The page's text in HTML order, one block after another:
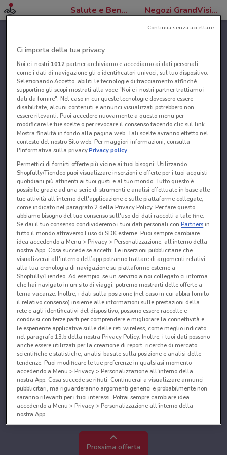
Salute e Benessere Negozi GrandVision by Optissimo
Prossima offerta
Ci importa della tua privacy
Noi e i nostri 1012partner archiviamo e accediamo ai dati personali,
come i dati di navigazione gli o identificatori univoci, sul tuo dispositivo.
Selezionando Accetto, abiliti le tecnologie di tracciamento affinché
supportino gli scopi mostrati alla voce "Noi e i nostri partner trattiamo i
dati da fornire". Nel caso in cui queste tecnologie dovessero essere
disabilitate, alcuni contenuti e annunci visualizzati potrebbero non
essere rilevanti. Puoi accedere nuovamente a questo menu per
modificare le tue scelte o per revocare il consenso facendo clic sul link
Mostra finalità in fondo alla pagina web. Tali scelte avranno effetto nel
contesto del nostro Sito web. Per maggiori informazioni, consulta
l'Informativa sulla privacy.Privacy policy
Permettici di fornirti offerte più vicine ai tuoi bisogni: Utilizzando
Shopfully/Tiendeo puoi visualizzare inserzioni e offerte per i tuoi acquisti
quotidiani più attinenti ai tuoi gusti e al tuo mondo. Tutto questo è
possibile grazie ad una serie di strumenti e analisi effettuate in base alle
tue attività all'interno dell'applicazione e sulle piattaforme collegate,
come indicato nel paragrafo 2 della Privacy Policy. Per fare questo,
abbiamo bisogno del tuo consenso sull'uso dei dati raccolti a tale fine.
Se dai il tuo consenso condivideremo i tuoi dati personali conPartnersin
tutto il mondo attraverso l’uso di SDK esterne. Puoi sempre cambiare
idea accedendo a Menu > Privacy > Personalizzazione, all’interno della
nostra App. Cosa succede se accetti: Le inserzioni pubblicitarie che
visualizzerai all'interno dell’app potranno trattare di argomenti relativi
alla tua cronologia di navigazione su piattaforme esterne a
Shopfully/Tiendeo. Ad esempio, se un servizio a noi collegato ci informa
che hai navigato in un sito di viaggi, potremo mostrarti delle offerte a
tema vacanze. Inoltre, i dati sulla posizione (nel caso in cui abbia fornito
il relativo consenso) insieme alle informazioni sulle prestazioni della
rete e agli identificativi del dispositivo, possono essere raccolte e
condivisi con terze parti per comprendere e migliorare la connettività e
le esperienze applicative sulle delle reti wireless, come meglio indicato
nel paragrafo 13.b della nostra Privacy Policy. Inoltre, i tuoi dati possono
anche essere utilizzati per la creazione di report, ricerche di mercato,
scientifiche e statistiche, analisi basate sulla posizione e analisi delle
tendenze. Puoi modificare le tue preferenze in qualsiasi momento
accedendo a Menu > Privacy > Personalizzazione all'interno della
nostra App. Cosa succede se rifiuti: Continuerai a visualizzare annunci
pubblicitari, ma riguarderanno argomenti generici e probabilmente non
saranno rilevanti per i tuoi interessi. Potrai sempre cambiare idea
accedendo a Menu > Privacy > Personalizzazione all'interno della
nostra App.
Noi e i nostri partner trattiamo i dati per fornire:
Utilizzare dati di geolocalizzazione precisi. Scansione attiva delle
caratteristiche del dispositivo ai fini dell’identificazione. Archiviare
Continua senza accettare